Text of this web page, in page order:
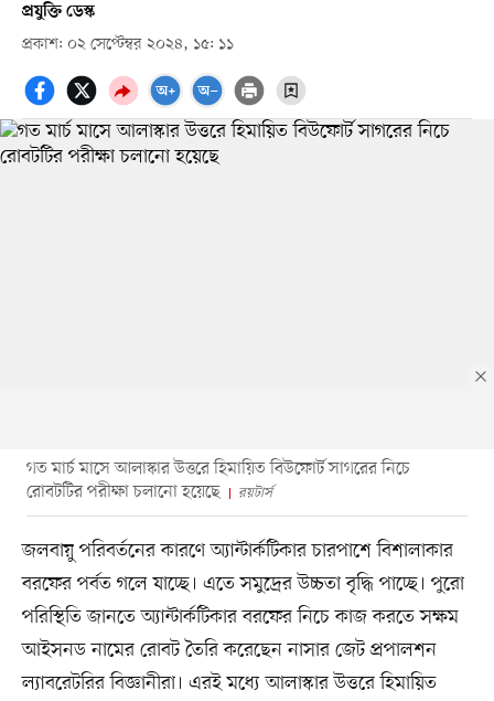
প্রযুক্তি ডেস্ক
প্রকাশ: ০২ সেপ্টেম্বর ২০২৪, ১৫: ১১
গত মার্চ মাসে আলাস্কার উত্তরে হিমায়িত বিউফোর্ট সাগরের নিচে
রোবটটির পরীক্ষা চলানো হয়েছে
রয়টার্স
জলবায়ু পরিবর্তনের কারণে অ্যান্টার্কটিকার চারপাশে বিশালাকার
বরফের পর্বত গলে যাচ্ছে। এতে সমুদ্রের উচ্চতা বৃদ্ধি পাচ্ছে। পুরো
পরিস্থিতি জানতে অ্যান্টার্কটিকার বরফের নিচে কাজ করতে সক্ষম
আইসনড নামের রোবট তৈরি করেছেন নাসার জেট প্রপালশন
ল্যাবরেটরির বিজ্ঞানীরা। এরই মধ্যে আলাস্কার উত্তরে হিমায়িত